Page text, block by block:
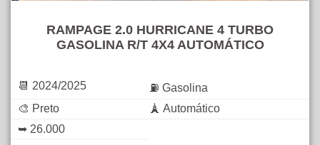
RAMPAGE 2.0 HURRICANE 4 TURBO
GASOLINA R/T 4X4 AUTOMÁTICO
📆 2024/2025
⛽ Gasolina
🎨 Preto
🗼 Automático
➥ 26.000